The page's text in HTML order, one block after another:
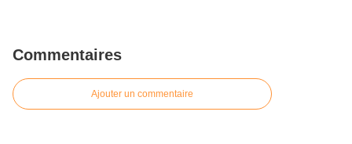
Commentaires
Ajouter un commentaire